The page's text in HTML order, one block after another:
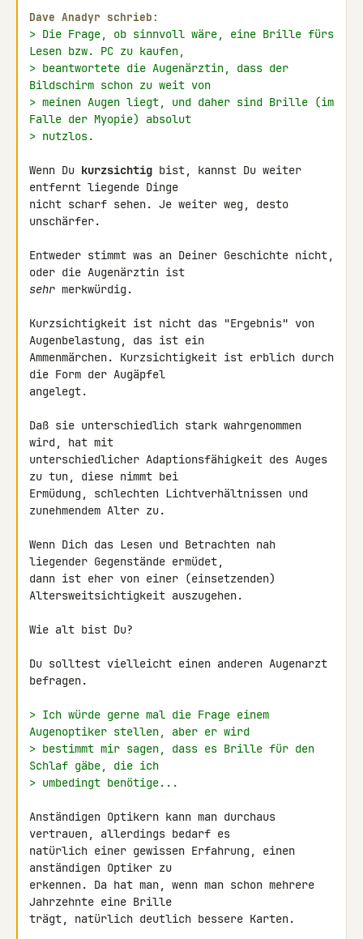
Dave Anadyr schrieb:
> Die Frage, ob sinnvoll wäre, eine Brille fürs
Lesen bzw. PC zu kaufen,
> beantwortete die Augenärztin, dass der
Bildschirm schon zu weit von
> meinen Augen liegt, und daher sind Brille (im
Falle der Myopie) absolut
> nutzlos.
Wenn Du kurzsichtig bist, kannst Du weiter
entfernt liegende Dinge
nicht scharf sehen. Je weiter weg, desto
unschärfer.
Entweder stimmt was an Deiner Geschichte nicht,
sehr merkwürdig.
Kurzsichtigkeit ist nicht das "Ergebnis" von
Augenbelastung, das ist ein
Ammenmärchen. Kurzsichtigkeit ist erblich durch
die Form der Augäpfel
angelegt.
Daß sie unterschiedlich stark wahrgenommen
wird, hat mit
unterschiedlicher Adaptionsfähigkeit des Auges
zu tun, diese nimmt bei
Ermüdung, schlechten Lichtverhältnissen und
zunehmendem Alter zu.
Wenn Dich das Lesen und Betrachten nah
liegender Gegenstände ermüdet,
dann ist eher von einer (einsetzenden)
Altersweitsichtigkeit auszugehen.
Wie alt bist Du?
Du solltest vielleicht einen anderen Augenarzt
befragen.
> Ich würde gerne mal die Frage einem
Augenoptiker stellen, aber er wird
> bestimmt mir sagen, dass es Brille für den
Schlaf gäbe, die ich
> umbedingt benötige...
Anständigen Optikern kann man durchaus
vertrauen, allerdings bedarf es
natürlich einer gewissen Erfahrung, einen
anständigen Optiker zu
erkennen. Da hat man, wenn man schon mehrere
Jahrzehnte eine Brille
trägt, natürlich deutlich bessere Karten.